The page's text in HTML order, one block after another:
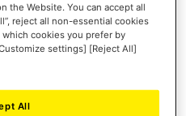
WHEEL ADD-ON
the Website. You can accept all
reject all non-essential cookies
which cookies you prefer by
settings] [Reject All]
All